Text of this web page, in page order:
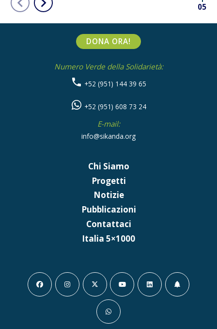
05
DONA ORA!
Numero Verde della Solidarietà:
+52 (951) 144 39 65
+52 (951) 608 73 24
E-mail:
info@sikanda.org
Chi Siamo
Progetti
Notizie
Pubblicazioni
Contattaci
Italia 5×1000